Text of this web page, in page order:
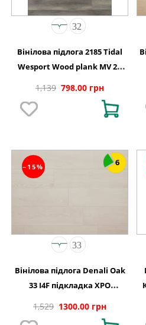
Вінілова підлога 2185 Tidal
Wesport Wood plank MV 2G
1,139 798.00 грн
−15% 6
Вінілова підлога Denali Oak
33 I4F підкладка XPO
1,529 1300.00 грн